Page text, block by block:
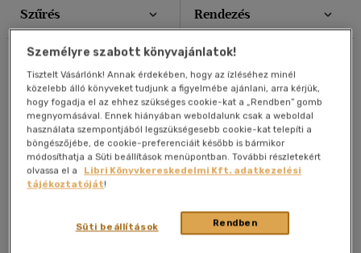
Nyelv szerint
Magyar(6)
Ár szerint
4500 Ft felett(7)
Szűrés Rendezés
20 db / oldal
40 db / oldal
Alkalmaz
Összesen7db
Matolai János két írása
Beilleszkedni egy európai
Személyre szabott könyvajánlatok!
Tisztelt Vásárlónk! Annak érdekében, hogy az ízléséhez minél
közelebb álló könyveket tudjunk a figyelmébe ajánlani, arra kérjük,
hogy fogadja el az ehhez szükséges cookie-kat a „Rendben” gomb
megnyomásával. Ennek hiányában weboldalunk csak a weboldal
használata szempontjából legszükségesebb cookie-kat telepíti a
böngészőjébe, de cookie-preferenciáit később is bármikor
módosíthatja a Süti beállítások menüpontban. További részletekért
olvassa el a
Libri Könyvkereskedelmi Kft. adatkezelési
tájékoztatóját!
Rendben
Süti beállítások